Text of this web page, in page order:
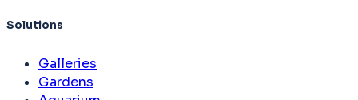
Solutions
Galleries
Gardens